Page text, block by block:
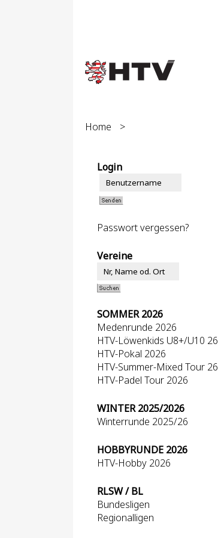
Home >
Login
Passwort vergessen?
Vereine
SOMMER 2026
Medenrunde 2026
HTV-Löwenkids U8+/U10 26
HTV-Pokal 2026
HTV-Summer-Mixed Tour 26
HTV-Padel Tour 2026
WINTER 2025/2026
Winterrunde 2025/26
HOBBYRUNDE 2026
HTV-Hobby 2026
RLSW / BL
Bundesligen
Regionalligen